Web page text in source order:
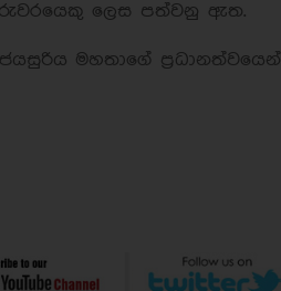
ලෙස පත්වනු ඇත.
මහතාගේ ප්‍රධානත්වයෙන්